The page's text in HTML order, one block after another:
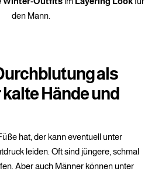
den Mann.
als
Hände und
hat, der kann eventuell unter
leiden. Oft sind jüngere, schmal
Aber auch Männer können unter